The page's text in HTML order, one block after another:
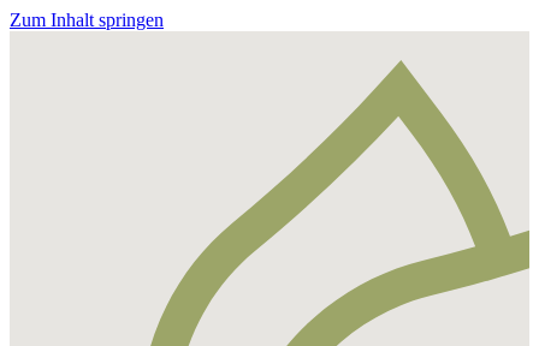
Zum Inhalt springen